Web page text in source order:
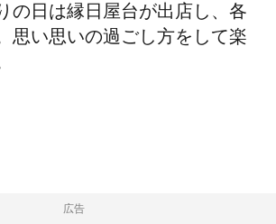
の日は縁日屋台が出店し、各
思い思いの過ごし方をして楽
広告